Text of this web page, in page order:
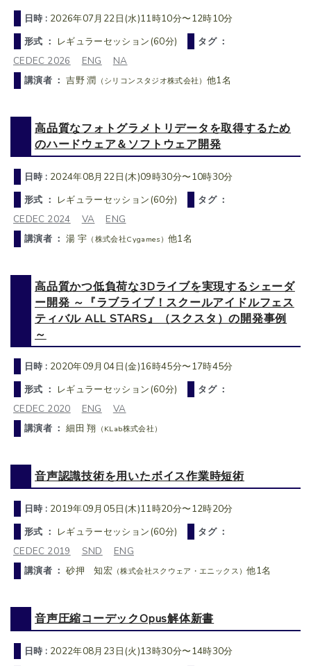
日時 : 2026年07月22日(水)11時10分〜12時10分
形式 ： レギュラーセッション(60分)
タグ ：
CEDEC 2026
ENG
NA
講演者 ：吉野 潤 （シリコンスタジオ株式会社） 他1名
高品質なフォトグラメトリデータを取得するため
のハードウェア＆ソフトウェア開発
日時 : 2024年08月22日(木)09時30分〜10時30分
形式 ： レギュラーセッション(60分)
タグ ：
CEDEC 2024
VA
ENG
講演者 ：湯 宇 （株式会社Cygames）他1名
高品質かつ低負荷な3Dライブを実現するシェーダ
ー開発 ～『ラブライブ！スクールアイドルフェス
ティバル ALL STARS』（スクスタ）の開発事例
～
日時 : 2020年09月04日(金)16時45分〜17時45分
形式 ： レギュラーセッション(60分)
タグ ：
CEDEC 2020
ENG
VA
講演者 ：細田 翔 （KLab株式会社）
音声認識技術を用いたボイス作業時短術
日時 : 2019年09月05日(木)11時20分〜12時20分
形式 ： レギュラーセッション(60分)
タグ ：
CEDEC 2019
SND
ENG
講演者 ：砂押 知宏 （株式会社スクウェア・エニックス）他1名
音声圧縮コーデックOpus解体新書
日時 : 2022年08月23日(火)13時30分〜14時30分